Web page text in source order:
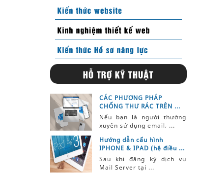
CÁC PHƯƠNG PHÁP
CHỐNG THƯ RÁC TRÊN ...
Nếu bạn là người thường
xuyên sử dụng email, ...
Hướng dẫn cấu hình
IPHONE & IPAD (hệ điều ...
Sau khi đăng ký dịch vụ
Mail Server tại ...